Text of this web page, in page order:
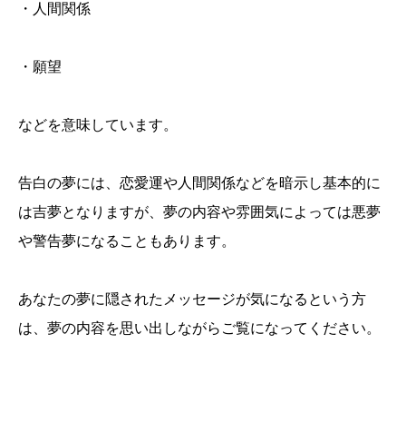
・人間関係
・願望
などを意味しています。
告白の夢には、恋愛運や人間関係などを暗示し基本的に
は吉夢となりますが、夢の内容や雰囲気によっては悪夢
や警告夢になることもあります。
あなたの夢に隠されたメッセージが気になるという方
は、夢の内容を思い出しながらご覧になってください。